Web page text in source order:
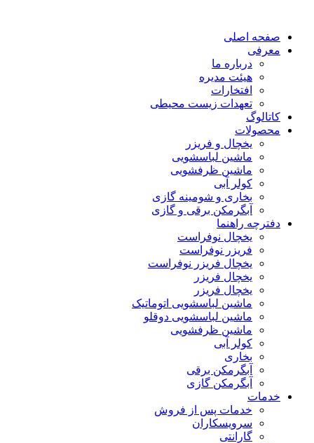
صفحه اصلی
معرفی
درباره ما
هیئت مدیره
افتخارات
تعهدات زیست محیطی
کاتالوگ
محصولات
یخچال و فریزر
ماشین لباسشویی
ماشین ظرفشویی
کولر آبی
بخاری و شومینه گازی
آبگرمکن برقی و گازی
دفترچه راهنما
یخچال نوفراست
فریزر نوفراست
یخچال فریزر نوفراست
یخچال فریزر
یخچال فریزر
ماشین لباسشویی اتوماتیک
ماشین لباسشویی دوقلو
ماشین ظرفشویی
کولر آبی
بخاری
آبگرمکن برقی
آبگرمکن گازی
خدمات
خدمات پس از فروش
سرویسکاران
گارانتی